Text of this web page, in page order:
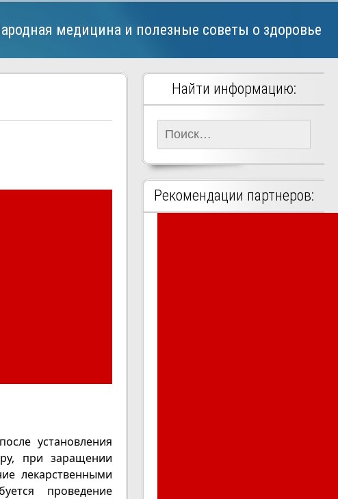
медицина и полезные советы о здоровье
установления
при заращении
лекарственными
проведение
Найти информацию:
Рекомендации партнеров: